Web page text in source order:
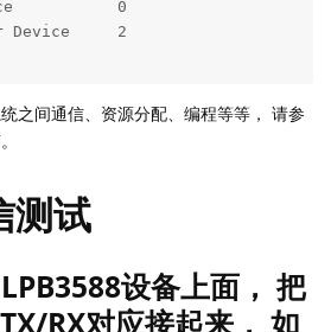
lsb_release  -a
available.
20.04.5 LTS
系统